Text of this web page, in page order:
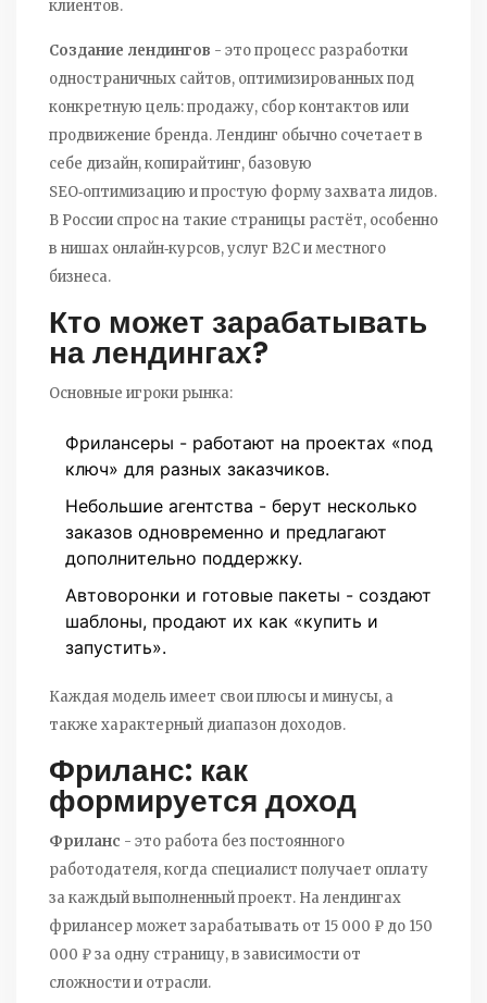
клиентов.
Создание лендингов - это процесс разработки
одностраничных сайтов, оптимизированных под
конкретную цель: продажу, сбор контактов или
продвижение бренда.Лендинг обычно сочетает в
себе дизайн, копирайтинг, базовую
SEO‑оптимизацию и простую форму захвата лидов.
В России спрос на такие страницы растёт, особенно
в нишах онлайн‑курсов, услуг B2C и местного
бизнеса.
Кто может зарабатывать
на лендингах?
Основные игроки рынка:
Фрилансеры - работают на проектах «под
ключ» для разных заказчиков.
Небольшие агентства - берут несколько
заказов одновременно и предлагают
дополнительно поддержку.
Автоворонки и готовые пакеты - создают
шаблоны, продают их как «купить и
запустить».
Каждая модель имеет свои плюсы и минусы, а
также характерный диапазон доходов.
Фриланс: как
формируется доход
Фриланс - это работа без постоянного
работодателя, когда специалист получает оплату
за каждый выполненный проект. На лендингах
фрилансер может зарабатывать от 15 000 ₽ до 150
000 ₽ за одну страницу, в зависимости от
сложности и отрасли.